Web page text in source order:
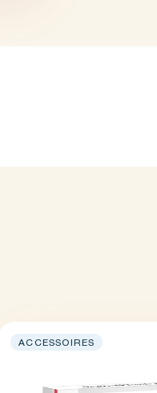
ACCESSOIRES